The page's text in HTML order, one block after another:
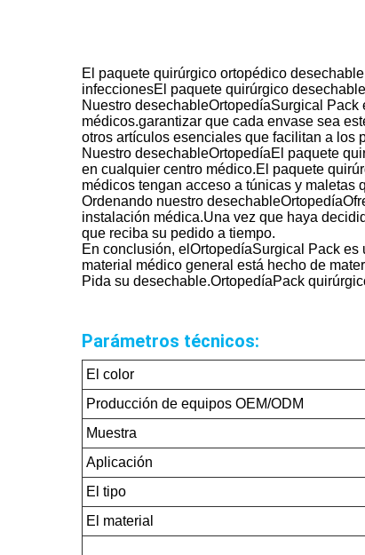
El paquete quirúrgico ortopédico
infeccionesEl paquete quirúrgico
Nuestro desechableOrtopedíaSurgical Pack
médicos.garantizar que cada envase sea
otros artículos esenciales que facilitan a los
Nuestro desechableOrtopedíaEl paquete
en cualquier centro médico.El paquete
médicos tengan acceso a túnicas y maletas
Ordenando nuestro desechableOrtopedía
instalación médica.Una vez que haya
que reciba su pedido a tiempo.
En conclusión, el OrtopedíaSurgical Pack es
material médico general está hecho de
Pida su desechable.OrtopedíaPack
Parámetros técnicos:
El color
Producción de equipos OEM/ODM
Muestra
Aplicación
El tipo
El material